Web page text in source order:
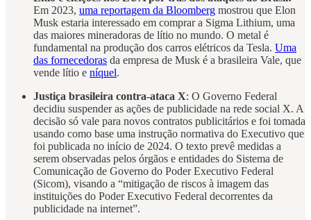
Em 2023, uma reportagem da Bloomberg mostrou que Elon
Musk estaria interessado em comprar a Sigma Lithium, uma
das maiores mineradoras de lítio no mundo. O metal é
fundamental na produção dos carros elétricos da Tesla. Uma
das fornecedoras da empresa de Musk é a brasileira Vale, que
vende lítio e níquel.
Justiça brasileira contra-ataca X: O Governo Federal
decidiu suspender as ações de publicidade na rede social X. A
decisão só vale para novos contratos publicitários e foi tomada
usando como base uma instrução normativa do Executivo que
foi publicada no início de 2024. O texto prevê medidas a
serem observadas pelos órgãos e entidades do Sistema de
Comunicação de Governo do Poder Executivo Federal
(Sicom), visando a “mitigação de riscos à imagem das
instituições do Poder Executivo Federal decorrentes da
publicidade na internet”.